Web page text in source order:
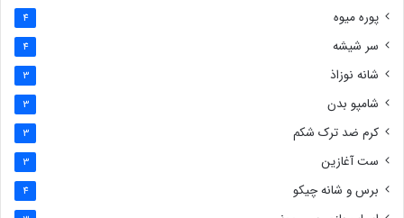
پوره میوه 4
سر شیشه 4
شانه نوزاذ 3
شامپو بدن 3
کرم ضد ترک شکم 3
ست آغازین 3
برس و شانه چیکو 4